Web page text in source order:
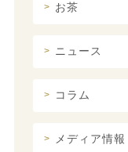
お茶
ニュース
コラム
メディア情報